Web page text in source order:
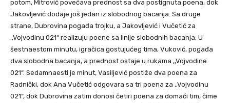
potom, Mitrović povećava prednost sa dva postignuta poena, dok
Jakovljević dodaje još jedan iz slobodnog bacanja. Sa druge
strane, Dubrovina pogađa trojku, a Jakovljević i Vučetić za
,,Vojvodinu 021“ realizuju poene sa linije slobodnih bacanja. U
šestnaestom minutu, igračica gostujućeg tima, Vuković, pogađa
dva slobodna bacanja, a prednost ostaje u rukama ,,Vojvodine
021“. Sedamnaesti je minut, Vasiljević postiže dva poena za
Radnički, dok Ana Vučetić odgovara sa tri poena za ,,Vojvodinu
021“, dok Dubrovina zatim donosi četiri poena za domaći tim, čime